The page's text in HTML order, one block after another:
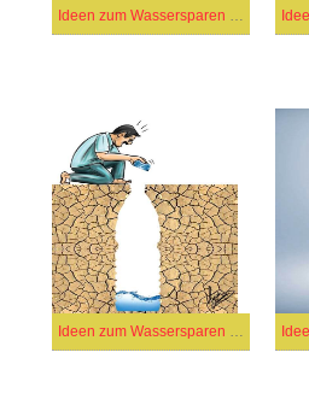
Ideen zum Wassersparen (39)
Ideen zum Wassersparen (17)